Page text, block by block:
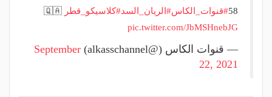
58#قنوات_الكاس#الريان_السد#كلاسيكو_قطر
pic.twitter.com/JbMSHnebJG
— قنوات الكاس (@alkasschannel)
September
22, 2021